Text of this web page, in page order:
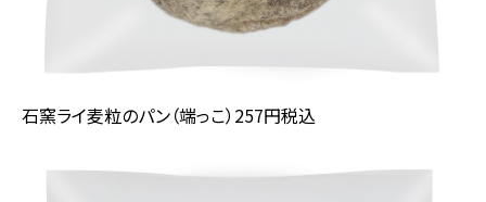
石窯ライ麦粒のパン（端っこ）257円税込